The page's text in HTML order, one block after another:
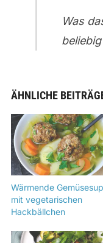
Was
ÄHNLICHE
Wärmende
mit vegetarischen
Hackbällchen